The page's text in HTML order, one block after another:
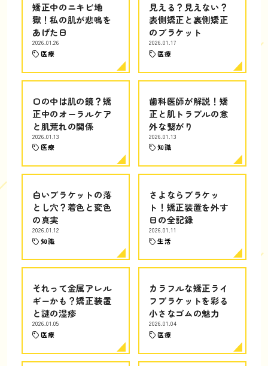
矯正中のニキビ地
獄！私の肌が悲鳴を
あげた日
2026.01.26
医療
見える？見えない？
表側矯正と裏側矯正
のブラケット
2026.01.17
医療
口の中は肌の鏡？矯
正中のオーラルケア
と肌荒れの関係
2026.01.13
医療
歯科医師が解説！矯
正と肌トラブルの意
外な繋がり
2026.01.13
知識
白いブラケットの落
とし穴？着色と変色
の真実
2026.01.12
知識
さよならブラケッ
ト！矯正装置を外す
日の全記録
2026.01.11
生活
それって金属アレル
ギーかも？矯正装置
と謎の湿疹
2026.01.05
医療
カラフルな矯正ライ
フブラケットを彩る
小さなゴムの魅力
2026.01.04
医療